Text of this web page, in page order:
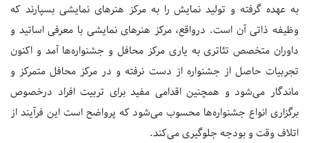
به عهده گرفته و تولید نمایش را به مرکز هنرهای نمایشی بسپارند که
وظیفه ذاتی آن است. درواقع، مرکز هنر‌های نمایشی با معرفی اساتید و
داوران متخصص تئاتری به یاری مرکز محافل و جشنواره‌ها آمد و اکنون
تجربیات حاصل از جشنواره از دست نرفته و در مرکز محافل متمرکز و
ماندگار می‌شود و همچنین اقدامی مفید برای تربیت افراد درخصوص
برگزاری انواع جشنواره‌ها محسوب می‌شود که پرواضح است این فرآیند از
اتلاف وقت و بودجه جلوگیری می‌کند.